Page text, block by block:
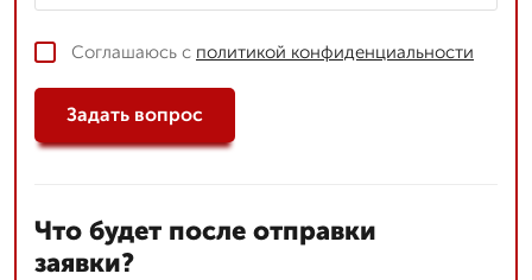
Соглашаюсь с политикой конфиденциальности
Задать вопрос
Что будет после отправки
заявки?